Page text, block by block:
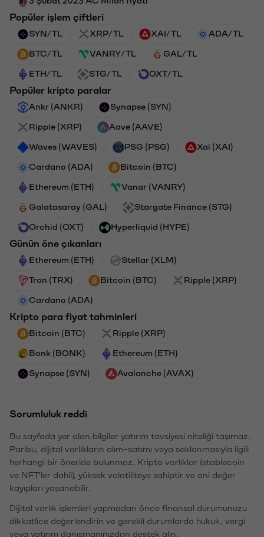
Popüler işlem çiftleri
SYN/TL XRP/TL XAI/TL ADA/TL
BTC/TL VANRY/TL GAL/TL
ETH/TL STG/TL OXT/TL
Popüler kripto paralar
Ankr (ANKR) Synapse (SYN)
Ripple (XRP) Aave (AAVE)
Waves (WAVES) PSG (PSG) Xai (XAI)
Cardano (ADA) Bitcoin (BTC)
Ethereum (ETH) Vanar (VANRY)
Galatasaray (GAL) Stargate Finance (STG)
Orchid (OXT) Hyperliquid (HYPE)
Günün öne çıkanları
Ethereum (ETH) Stellar (XLM)
Tron (TRX) Bitcoin (BTC) Ripple (XRP)
Cardano (ADA)
Kripto para fiyat tahminleri
Bitcoin (BTC) Ripple (XRP)
Bonk (BONK) Ethereum (ETH)
Synapse (SYN) Avalanche (AVAX)
Sorumluluk reddi
Bu sayfada yer alan bilgiler yatırım tavsiyesi niteliği taşımaz.
Paribu, dijital varlıkların alım-satımı veya saklanmasıyla ilgili
herhangi bir öneride bulunmaz. Kripto varlıklar (stablecoin
ve NFT'ler dahil), yüksek volatiliteye sahiptir ve ani değer
kayıpları yaşanabilir.
Dijital varlık işlemleri yapmadan önce finansal durumunuzu
dikkatlice değerlendirin ve gerekli durumlarda hukuk, vergi
veya yatırım danışmanınızdan destek alın.